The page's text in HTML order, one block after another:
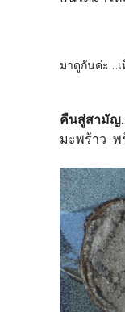
มาดูกันค่ะ...เ
คืนสู่สามัญ
มะพร้าว พ